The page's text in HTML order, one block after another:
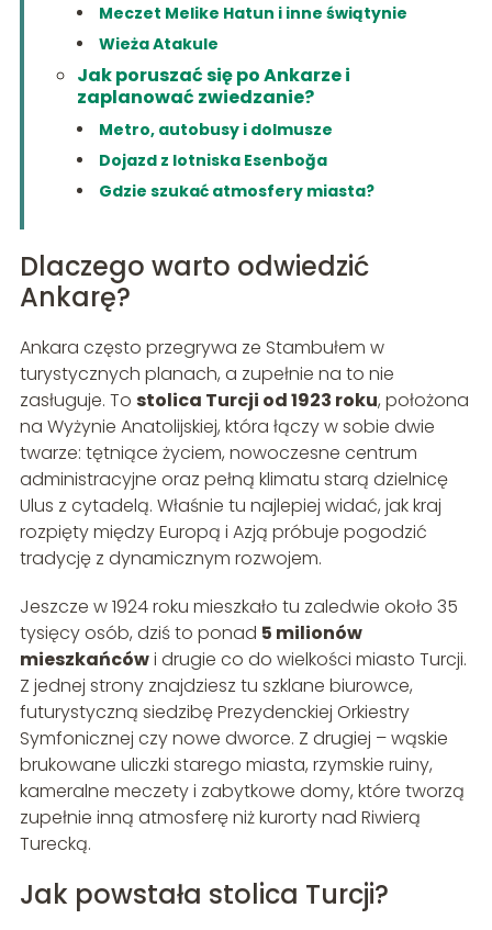
Meczet Melike Hatun i inne świątynie
Wieża Atakule
Jak poruszać się po Ankarze i
zaplanować zwiedzanie?
Metro, autobusy i dolmusze
Dojazd z lotniska Esenboğa
Gdzie szukać atmosfery miasta?
Dlaczego warto odwiedzić
Ankarę?
Ankara często przegrywa ze Stambułem w
turystycznych planach, a zupełnie na to nie
zasługuje. To stolica Turcji od 1923 roku, położona
na Wyżynie Anatolijskiej, która łączy w sobie dwie
twarze: tętniące życiem, nowoczesne centrum
administracyjne oraz pełną klimatu starą dzielnicę
Ulus z cytadelą. Właśnie tu najlepiej widać, jak kraj
rozpięty między Europą i Azją próbuje pogodzić
tradycję z dynamicznym rozwojem.
Jeszcze w 1924 roku mieszkało tu zaledwie około 35
tysięcy osób, dziś to ponad 5 milionów
mieszkańcówi drugie co do wielkości miasto Turcji.
Z jednej strony znajdziesz tu szklane biurowce,
futurystyczną siedzibę Prezydenckiej Orkiestry
Symfonicznej czy nowe dworce. Z drugiej – wąskie
brukowane uliczki starego miasta, rzymskie ruiny,
kameralne meczety i zabytkowe domy, które tworzą
zupełnie inną atmosferę niż kurorty nad Riwierą
Turecką.
Jak powstała stolica Turcji?